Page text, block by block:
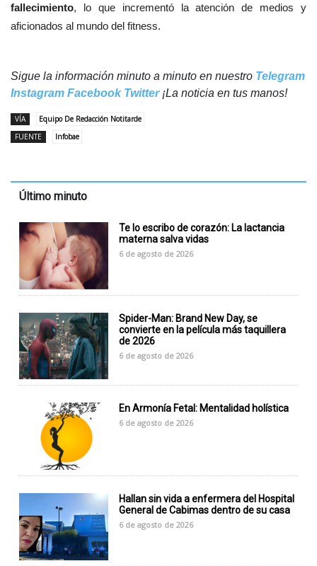
fallecimiento, lo que incrementó la atención de medios y
aficionados al mundo del fitness.
Sigue la información minuto a minuto en nuestro Telegram
Instagram Facebook Twitter¡La noticia en tus manos!
VÍA
Equipo De Redacción Notitarde
FUENTE
Infobae
Último minuto
Te lo escribo de corazón: La lactancia
materna salva vidas
6 de agosto de 2026
Spider-Man: Brand New Day, se
convierte en la película más taquillera
de 2026
6 de agosto de 2026
En Armonía Fetal: Mentalidad holística
6 de agosto de 2026
Hallan sin vida a enfermera del Hospital
General de Cabimas dentro de su casa
6 de agosto de 2026